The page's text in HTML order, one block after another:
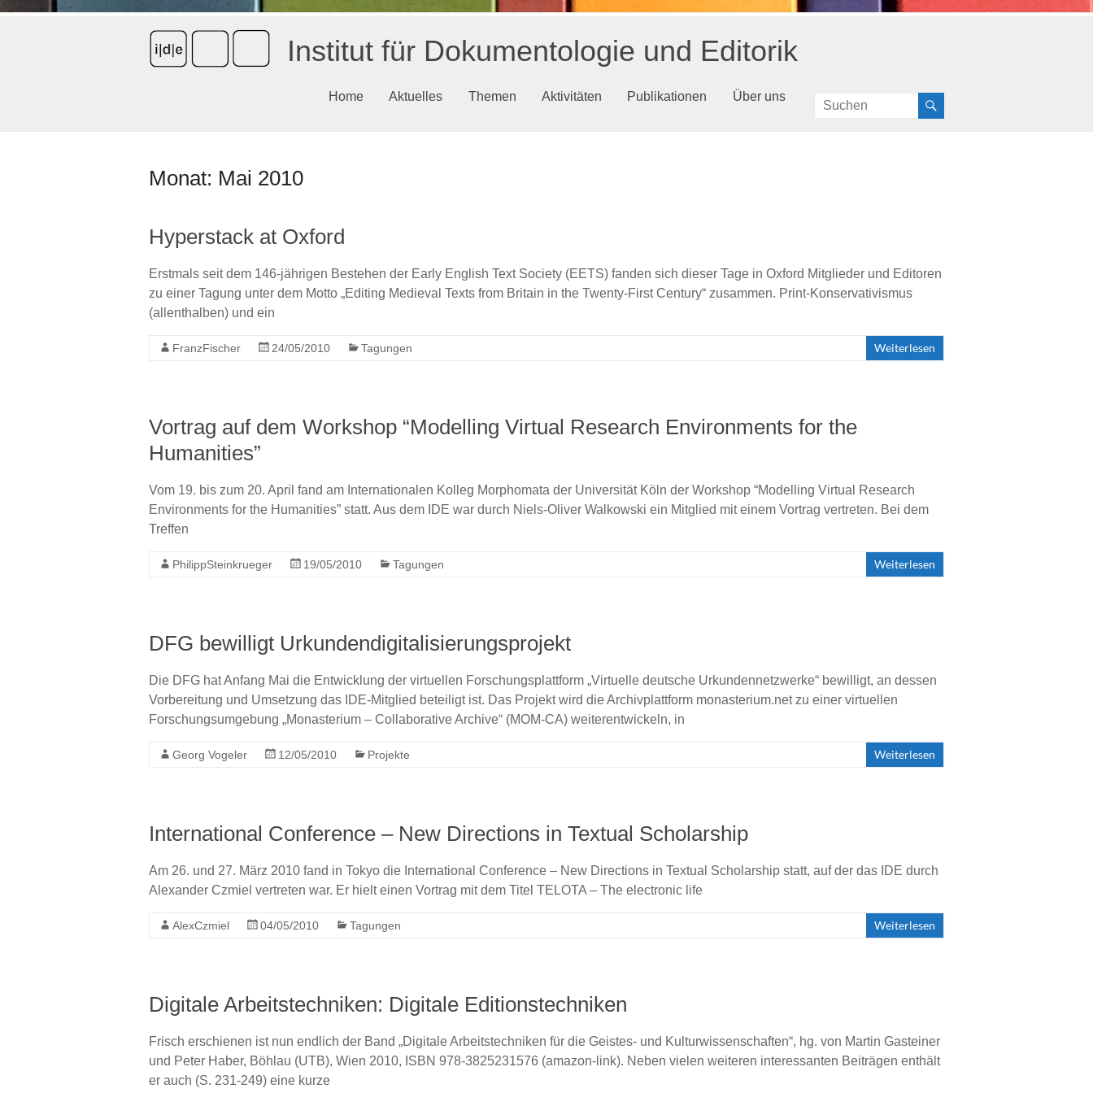
Institut für Dokumentologie und Editorik
Home Aktuelles Themen Aktivitäten Publikationen Über uns
Monat: Mai 2010
Hyperstack at Oxford
Erstmals seit dem 146-jährigen Bestehen der Early English Text Society (EETS) fanden sich dieser Tage in Oxford Mitglieder und Editoren
zu einer Tagung unter dem Motto „Editing Medieval Texts from Britain in the Twenty-First Century“ zusammen. Print-Konservativismus
(allenthalben) und ein
FranzFischer 24/05/2010 Tagungen Weiterlesen
Vortrag auf dem Workshop “Modelling Virtual Research Environments for the
Humanities”
Vom 19. bis zum 20. April fand am Internationalen Kolleg Morphomata der Universität Köln der Workshop “Modelling Virtual Research
Environments for the Humanities” statt. Aus dem IDE war durch Niels-Oliver Walkowski ein Mitglied mit einem Vortrag vertreten. Bei dem
Treffen
PhilippSteinkrueger 19/05/2010 Tagungen Weiterlesen
DFG bewilligt Urkundendigitalisierungsprojekt
Die DFG hat Anfang Mai die Entwicklung der virtuellen Forschungsplattform „Virtuelle deutsche Urkundennetzwerke“ bewilligt, an dessen
Vorbereitung und Umsetzung das IDE-Mitglied beteiligt ist. Das Projekt wird die Archivplattform monasterium.net zu einer virtuellen
Forschungsumgebung „Monasterium – Collaborative Archive“ (MOM-CA) weiterentwickeln, in
Georg Vogeler 12/05/2010 Projekte Weiterlesen
International Conference – New Directions in Textual Scholarship
Am 26. und 27. März 2010 fand in Tokyo die International Conference – New Directions in Textual Scholarship statt, auf der das IDE durch
Alexander Czmiel vertreten war. Er hielt einen Vortrag mit dem Titel TELOTA – The electronic life
AlexCzmiel 04/05/2010 Tagungen Weiterlesen
Digitale Arbeitstechniken: Digitale Editionstechniken
Frisch erschienen ist nun endlich der Band „Digitale Arbeitstechniken für die Geistes- und Kulturwissenschaften“, hg. von Martin Gasteiner
und Peter Haber, Böhlau (UTB), Wien 2010, ISBN 978-3825231576 (amazon-link). Neben vielen weiteren interessanten Beiträgen enthält
er auch (S. 231-249) eine kurze